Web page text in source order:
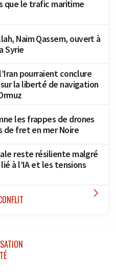
que le trafic maritime
Naim Qassem, ouvert à
Syrie
pourraient conclure
la liberté de navigation
les frappes de drones
de fret en mer Noire
reste résiliente malgré
à l’IA et les tensions
